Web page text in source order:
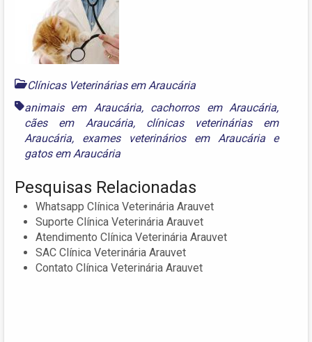
Clínicas Veterinárias em Araucária
animais em Araucária, cachorros em Araucária,
cães em Araucária, clínicas veterinárias em
Araucária, exames veterinários em Araucáriae
gatos em Araucária
Pesquisas Relacionadas
Whatsapp Clínica Veterinária Arauvet
Suporte Clínica Veterinária Arauvet
Atendimento Clínica Veterinária Arauvet
SAC Clínica Veterinária Arauvet
Contato Clínica Veterinária Arauvet